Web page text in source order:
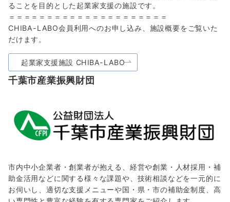
ることを目的とした起業家支援の施設です。
＝＝＝＝＝＝＝＝＝＝＝＝＝＝＝＝＝＝＝＝＝
CHIBA-LABO会員利用へのお申し込み、施設概要をご覧いた
だけます。
起業家支援施設 CHIBA-LABO
千葉市産業振興財団
市内中小企業者・創業者が抱える、経営や創業・人材採用・補
助金活用などに関する様々な課題や、技術相談などを一元的に
お伺いし、適切な支援メニューや国・県・市の補助金制度、高